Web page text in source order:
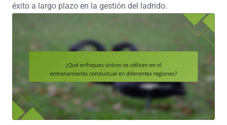
éxito a largo plazo en la gestión del ladrido.